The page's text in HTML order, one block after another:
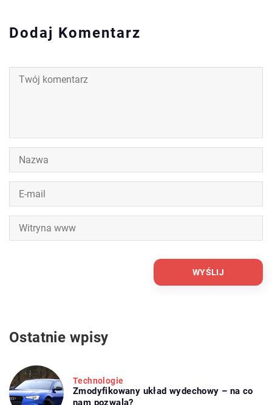
Dodaj Komentarz
Ostatnie wpisy
Technologie
Zmodyfikowany układ wydechowy – na co
nam pozwala?